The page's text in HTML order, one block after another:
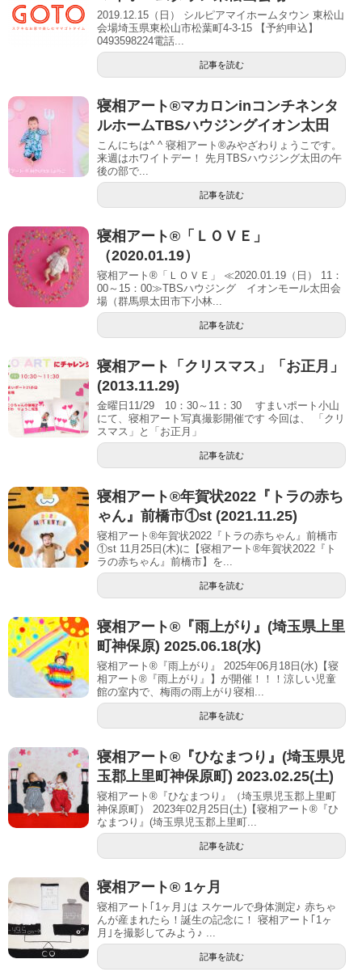
2019.12.15（日） シルピアマイホームタウン 東松山
会場埼玉県東松山市松葉町4-3-15 【予約申込】
0493598224電話...
記事を読む
寝相アート®︎マカロンinコンチネンタ
ルホームTBSハウジングイオン太田
こんにちは^ ^ 寝相アート®︎みやざわりょうこです。
来週はホワイトデー！ 先月TBSハウジング太田の午
後の部で...
記事を読む
寝相アート®「ＬＯＶＥ」
（2020.01.19）
寝相アート®「ＬＯＶＥ」 ≪2020.01.19（日） 11：
00～15：00≫TBSハウジング イオンモール太田会
場（群馬県太田市下小林...
記事を読む
寝相アート「クリスマス」「お正月」
(2013.11.29)
金曜日11/29 10：30～11：30 すまいポート小山
にて、寝相アート写真撮影開催です 今回は、 「クリ
スマス」と「お正月」
記事を読む
寝相アート®︎年賀状2022『トラの赤ち
ゃん』前橋市①st (2021.11.25)
寝相アート®年賀状2022『トラの赤ちゃん』前橋市
①st 11月25日(木)に【寝相アート®︎年賀状2022『ト
ラの赤ちゃん』前橋市】を...
記事を読む
寝相アート®︎『雨上がり』(埼玉県上里
町神保原) 2025.06.18(水)
寝相アート®『雨上がり』 2025年06月18日(水)【寝
相アート®︎『雨上がり』】が開催！！！涼しい児童
館の室内で、梅雨の雨上がり寝相...
記事を読む
寝相アート®︎『ひなまつり』(埼玉県児
玉郡上里町神保原町) 2023.02.25(土)
寝相アート®『ひなまつり』（埼玉県児玉郡上里町
神保原町） 2023年02月25日(土)【寝相アート®︎『ひ
なまつり』(埼玉県児玉郡上里町...
記事を読む
寝相アート® 1ヶ月
寝相アート｢1ヶ月｣は スケールで身体測定♪ 赤ちゃ
んが産まれたら！誕生の記念に！ 寝相アート｢1ヶ
月｣を撮影してみよう♪ ...
記事を読む